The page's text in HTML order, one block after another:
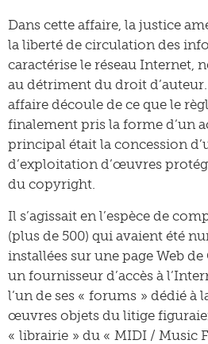
Dans cette affaire, la justice
la liberté de circulation des
caractérise le réseau Internet,
au détriment du droit
affaire découle de ce que le
finalement pris la forme d’un
principal était la concession
d’exploitation d’œuvres
du copyright.
Il s’agissait en l’espèce de
(plus de 500) qui avaient été
installées sur une page Web
un fournisseur d’accès à
l’un de ses « forums » dédié à
œuvres objets du litige
« librairie » du « MIDI / Music